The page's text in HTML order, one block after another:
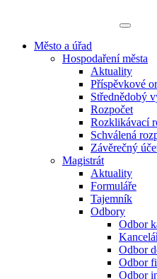
Město a úřad
Hospodaření města
Aktuality
Příspěvkové
Střednědobý
Rozpočet
Rozklikávací
Schválená
Závěrečný
Magistrát
Aktuality
Formuláře
Tajemník
Odbory
Odbor
Odbor
Odbor
Odbor